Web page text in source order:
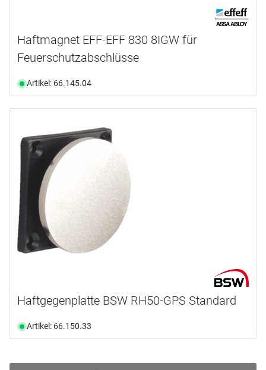
Haftmagnet EFF-EFF 830 8IGW für
Feuerschutzabschlüsse
Artikel: 66.145.04
Haftgegenplatte BSW RH50-GPS Standard
Artikel: 66.150.33